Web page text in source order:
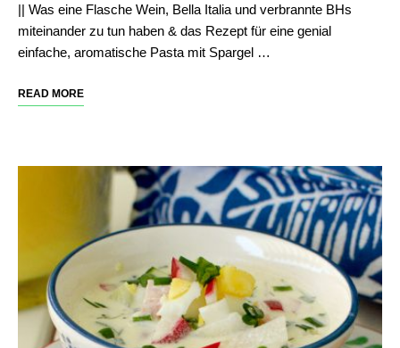
|| Was eine Flasche Wein, Bella Italia und verbrannte BHs
miteinander zu tun haben & das Rezept für eine genial
einfache, aromatische Pasta mit Spargel …
READ MORE